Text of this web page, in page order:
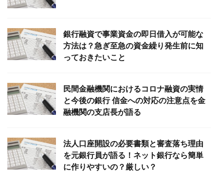
銀行融資で事業資金の即日借入が可能な
方法は？急ぎ至急の資金繰り発生前に知
っておきたいこと
民間金融機関におけるコロナ融資の実情
と今後の銀行 信金への対応の注意点を金
融機関の支店長が語る
法人口座開設の必要書類と審査落ち理由
を元銀行員が語る！ネット銀行なら簡単
に作りやすいの？厳しい？